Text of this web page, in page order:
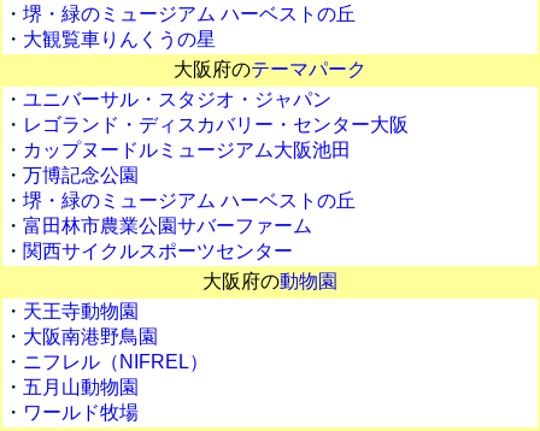
・ 堺・緑のミュージアム ハーベストの丘
・ 大観覧車りんくうの星
大阪府のテーマパーク
・ ユニバーサル・スタジオ・ジャパン
・ レゴランド・ディスカバリー・センター大阪
・ カップヌードルミュージアム大阪池田
・ 万博記念公園
・ 堺・緑のミュージアム ハーベストの丘
・ 富田林市農業公園サバーファーム
・ 関西サイクルスポーツセンター
大阪府の動物園
・ 天王寺動物園
・ 大阪南港野鳥園
・ ニフレル（NIFREL）
・ 五月山動物園
・ ワールド牧場